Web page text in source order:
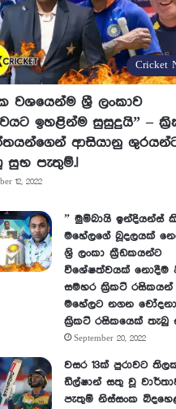
Cricket
වශයෙන්ම ශ්‍රී ලංකාව
ඉහළින්ම සුසුදුයි” –
ආසියානු
සුභ පැතුම්.!
12, 2022
” මුම්බායි ඉන්දියන්ස්
මහේලගේ බූදලයක්
ශ්‍රි ලංකා ක්‍රීඩකයන්ට
විශේෂත්වයක් නොදීම
සමහර ක්‍රිකට් රසිකයන්
මහේලට නගන
ක්‍රිකට් රසිකයෙක් තැබු
September 20, 2022
වසර 13ක් පුරාවට
ඩිල්ෂාන් සතු වූ
පැතුම් නිස්සංක